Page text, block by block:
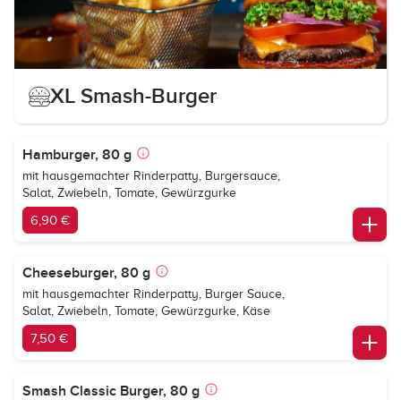
XL Smash-Burger
Hamburger, 80 g
mit hausgemachter Rinderpatty, Burgersauce,
Salat, Zwiebeln, Tomate, Gewürzgurke
6,90 €
Cheeseburger, 80 g
mit hausgemachter Rinderpatty, Burger Sauce,
Salat, Zwiebeln, Tomate, Gewürzgurke, Käse
7,50 €
Smash Classic Burger, 80 g